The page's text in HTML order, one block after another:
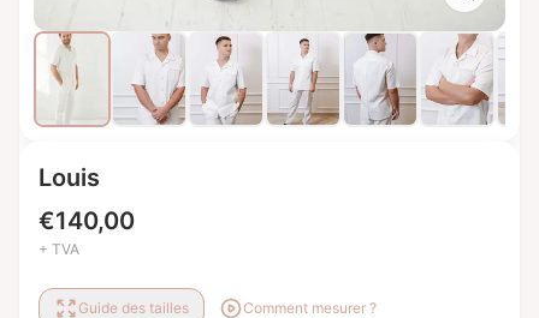
Louis
€140,00
+ TVA
Guide des tailles Comment mesurer ?